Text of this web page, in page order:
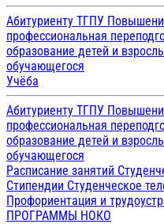
Абитуриенту ТГПУ
профессиональная
образование детей и
обучающегося
Учёба
Абитуриенту ТГПУ
профессиональная
образование детей и
обучающегося
Расписание занятий
Стипендии Студенческое
Профориентация и
ПРОГРАММЫ НОКО